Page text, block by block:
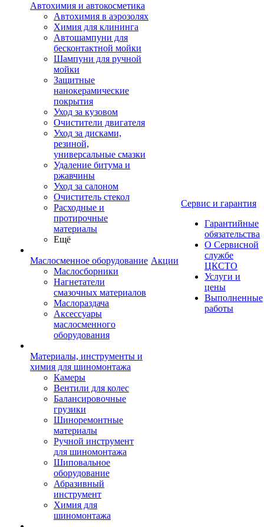
Автохимия и автокосметика
Автохимия в аэрозолях
Химия для клининга
Автошампуни для
бесконтактной мойки
Шампуни для ручной
мойки
Защитные
нанокерамические
покрытия
Уход за кузовом
Очистители двигателя
Уход за дисками,
резиной,
универсальные смазки
Удаление битума и
ржавчины
Уход за салоном
Очиститель стекол
Расходные и
протирочные
материалы
Ещё
Маслосменное оборудование
Маслосборники
Нагнетатели
смазочных материалов
Маслораздача
Аксессуары
маслосменного
оборудования
Материалы, инструменты и
химия для шиномонтажа
Камеры
Вентили для колес
Балансировочные
грузики
Шиноремонтные
материалы
Ручной инструмент
для шиномонтажа
Шиповальное
оборудование
Абразивный
инструмент
Химия для
шиномонтажа
Акции
Сервис и гарантия
Гарантийные
обязательства
О Сервисной
службе
ЦКСТО
Услуги и
цены
Выполненные
работы